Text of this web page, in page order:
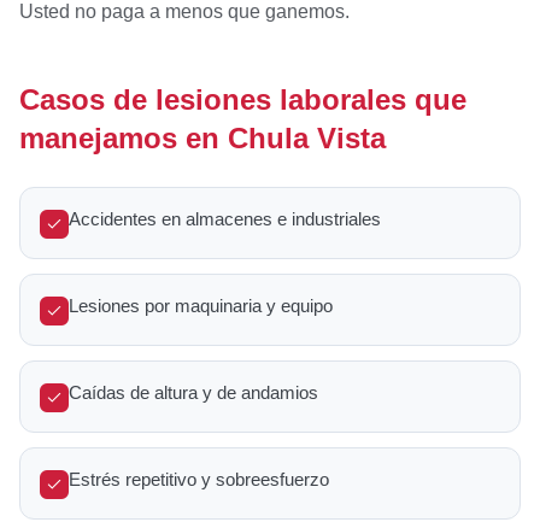
Usted no paga a menos que ganemos.
Casos de lesiones laborales que
manejamos en Chula Vista
Accidentes en almacenes e industriales
Lesiones por maquinaria y equipo
Caídas de altura y de andamios
Estrés repetitivo y sobreesfuerzo